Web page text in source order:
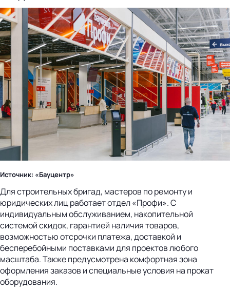
Источник: «Бауцентр»
Для строительных бригад, мастеров по ремонту и
юридических лиц работает отдел «Профи». С
индивидуальным обслуживанием, накопительной
системой скидок, гарантией наличия товаров,
возможностью отсрочки платежа, доставкой и
бесперебойными поставками для проектов любого
масштаба. Также предусмотрена комфортная зона
оформления заказов и специальные условия на прокат
оборудования.